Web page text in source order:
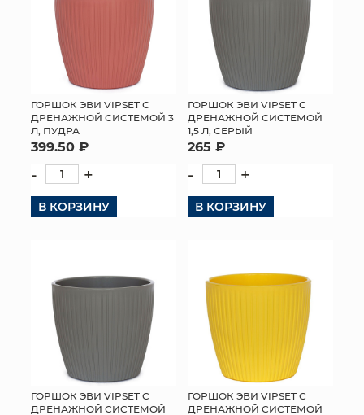
ГОРШОК ЭВИ VIPSET С
ДРЕНАЖНОЙ СИСТЕМОЙ 3
Л, ПУДРА
399.50 ₽
- +
В КОРЗИНУ
ГОРШОК ЭВИ VIPSET С
ДРЕНАЖНОЙ СИСТЕМОЙ
1,5 Л, СЕРЫЙ
265 ₽
- +
В КОРЗИНУ
ГОРШОК ЭВИ VIPSET С
ДРЕНАЖНОЙ СИСТЕМОЙ
ГОРШОК ЭВИ VIPSET С
ДРЕНАЖНОЙ СИСТЕМОЙ